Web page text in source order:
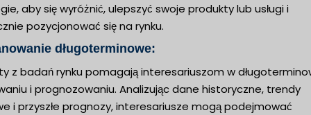
aby się wyróżnić, ulepszyć swoje produkty lub usługi i
pozycjonować się na rynku.
długoterminowe:
z badań rynku pomagają interesariuszom w
i prognozowaniu. Analizując dane historyczne, trendy
i przyszłe prognozy, interesariusze mogą podejmować